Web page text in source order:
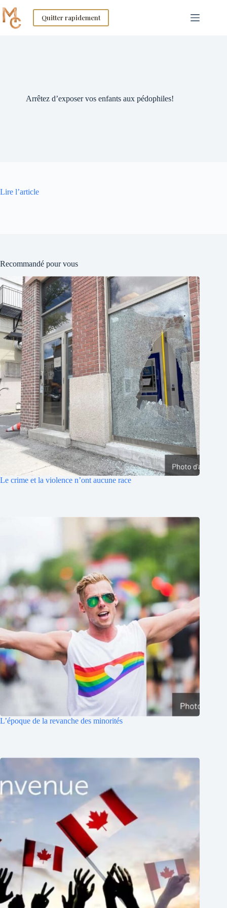
to
content
Quitter rapidement
Arrêtez d’exposer vos enfants aux pédophiles!
Lire l’article
Recommandé pour vous
Le crime et la violence n’ont aucune race
L’époque de la revanche des minorités